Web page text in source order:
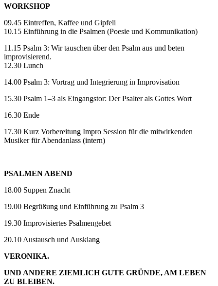
WORKSHOP
09.45 Eintreffen, Kaffee und Gipfeli
10.15 Einführung in die Psalmen (Poesie und Kommunikation)
11.15 Psalm 3: Wir tauschen über den Psalm aus und beten
improvisierend.
12.30 Lunch
14.00 Psalm 3: Vortrag und Integrierung in Improvisation
15.30 Psalm 1–3 als Eingangstor: Der Psalter als Gottes Wort
16.30 Ende
17.30 Kurz Vorbereitung Impro Session für die mitwirkenden
Musiker für Abendanlass (intern)
PSALMEN ABEND
18.00 Suppen Znacht
19.00 Begrüßung und Einführung zu Psalm 3
19.30 Improvisiertes Psalmengebet
20.10 Austausch und Ausklang
VERONIKA.
UND ANDERE ZIEMLICH GUTE GRÜNDE, AM LEBEN
ZU BLEIBEN.